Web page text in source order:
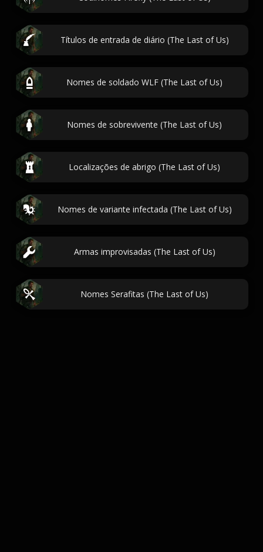
Títulos de entrada de diário (The Last of Us)
Nomes de soldado WLF (The Last of Us)
Nomes de sobrevivente (The Last of Us)
Localizações de abrigo (The Last of Us)
Nomes de variante infectada (The Last of Us)
Armas improvisadas (The Last of Us)
Nomes Serafitas (The Last of Us)